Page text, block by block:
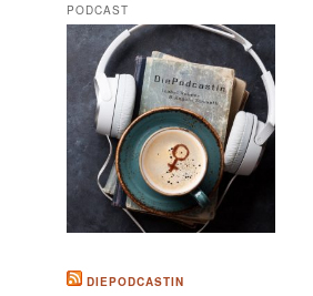
PODCAST
DIEPODCASTIN